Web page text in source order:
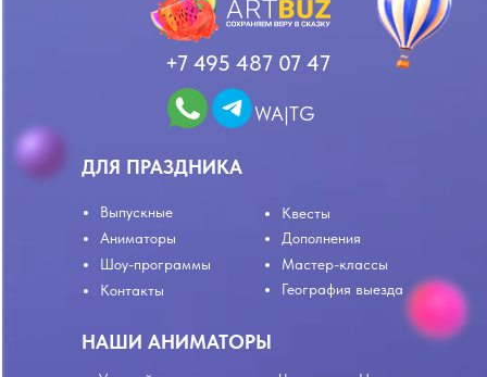
НАШИ АНИМАТОРЫ
+7 495 487 07 47
ДЛЯ ПРАЗДНИКА
Аниматоры
Шоу-программы
Квесты
Мастер-классы
Дополнения
WA|TG
Контакты География выезда
Выпускные